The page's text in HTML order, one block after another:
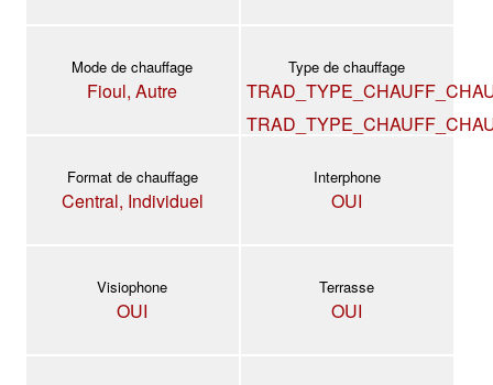
Mode de chauffage
Fioul, Autre
Type de chauffage
Format de chauffage
Central, Individuel
Interphone
OUI
Visiophone
OUI
Terrasse
OUI